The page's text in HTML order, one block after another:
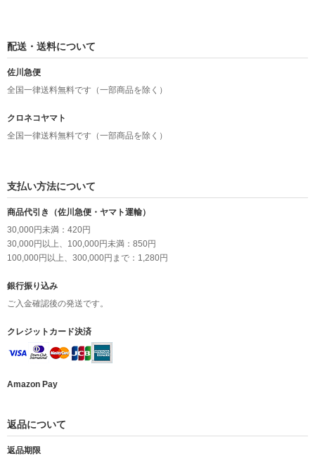
配送・送料について
佐川急便
全国一律送料無料です（一部商品を除く）
クロネコヤマト
全国一律送料無料です（一部商品を除く）
支払い方法について
商品代引き（佐川急便・ヤマト運輸）
30,000円未満：420円
30,000円以上、100,000円未満：850円
100,000円以上、300,000円まで：1,280円
銀行振り込み
ご入金確認後の発送です。
クレジットカード決済
Amazon Pay
返品について
返品期限